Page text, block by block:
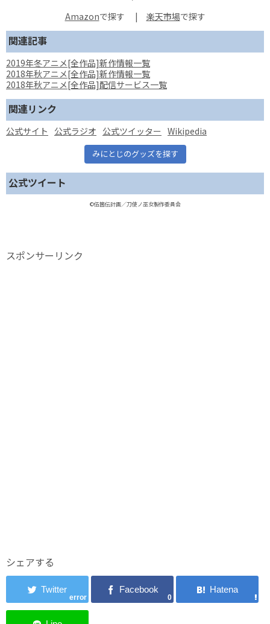
Amazonで探す | 楽天市場
関連記事
2019年冬アニメ[全作品]新作情報一覧
2018年秋アニメ[全作品]新作情報一覧
2018年秋アニメ[全作品]配信サービス一覧
関連リンク
公式サイト 公式ラジオ 公式ツイッター Wikipedia
みにとじのグッズを探す
公式ツイート
©伍箇伝計画／刀使ノ巫女製作委員会
スポンサーリンク
シェアする
error 0